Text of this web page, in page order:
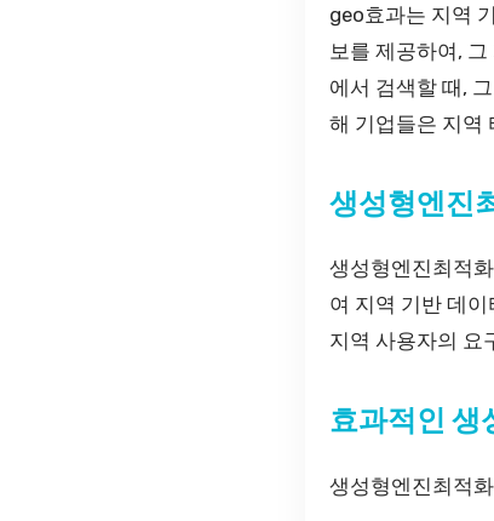
geo효과는 지역
보를 제공하여,
에서 검색할 때,
해 기업들은 지역
생성형엔진
생성형엔진최적
여 지역 기반 데
지역 사용자의 요
효과적인 생
생성형엔진최적